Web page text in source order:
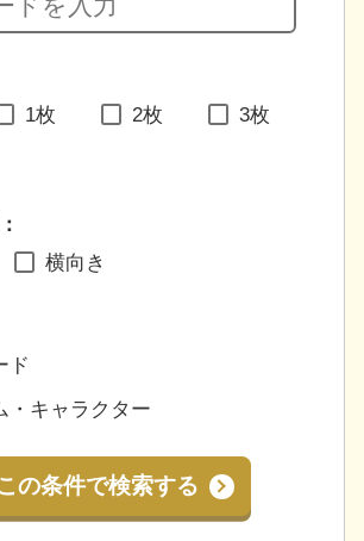
1枚 2枚 3枚
横向き
ド
・キャラクター
の条件で検索する